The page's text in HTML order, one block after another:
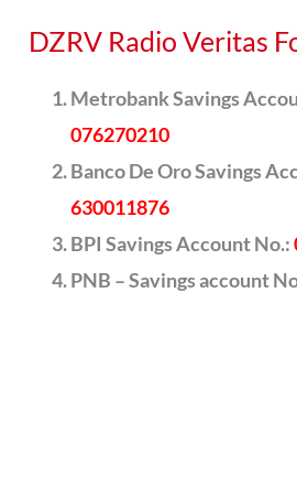
DZRV Radio Veritas
Metrobank Savings
076270210
Banco De Oro Savings
630011876
BPI Savings Account No.:
PNB – Savings account